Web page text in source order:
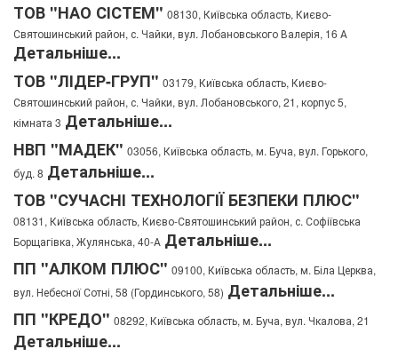
ТОВ "НАО СІСТЕМ" 08130, Київська область, Києво-
Святошинський район, с. Чайки, вул. Лобановського Валерія, 16 А
Детальніше...
ТОВ "ЛІДЕР-ГРУП" 03179, Київська область, Києво-
Святошинський район, с. Чайки, вул. Лобановського, 21, корпус 5,
кімната 3 Детальніше...
НВП "МАДЕК" 03056, Київська область, м. Буча, вул. Горького,
буд. 8 Детальніше...
ТОВ "СУЧАСНІ ТЕХНОЛОГІЇ БЕЗПЕКИ ПЛЮС"
08131, Київська область, Києво-Святошинський район, с. Софіївська
Борщагівка, Жулянська, 40-А Детальніше...
ПП "АЛКОМ ПЛЮС" 09100, Київська область, м. Біла Церква,
вул. Небесної Сотні, 58 (Гординського, 58) Детальніше...
ПП "КРЕДО" 08292, Київська область, м. Буча, вул. Чкалова, 21
Детальніше...